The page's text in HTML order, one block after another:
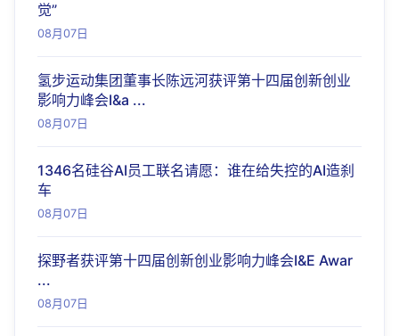
觉”
08月07日
氢步运动集团董事长陈远河获评第十四届创新创业
影响力峰会I&a ...
08月07日
1346名硅谷AI员工联名请愿：谁在给失控的AI造刹
车
08月07日
探野者获评第十四届创新创业影响力峰会I&E Awar
...
08月07日